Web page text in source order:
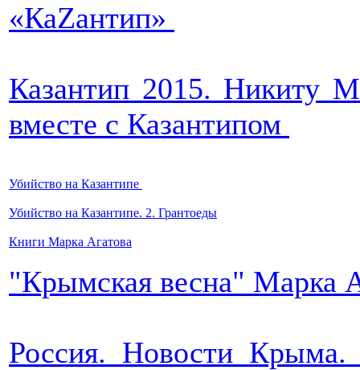
«КаZантип»
Казантип 2015. Никиту
вместе с Казантипом
Убийство на Казантипе
Убийство на Казантипе. 2. Грантоеды
Книги Марка Агатова
"Крымская весна" Марка
Россия. Новости Крыма.